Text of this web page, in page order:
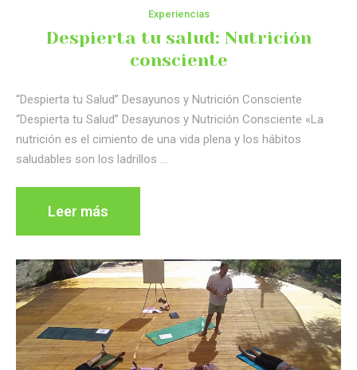
Experiencias
Despierta tu salud: Nutrición
consciente
“Despierta tu Salud” Desayunos y Nutrición Consciente
“Despierta tu Salud” Desayunos y Nutrición Consciente «La
nutrición es el cimiento de una vida plena y los hábitos
saludables son los ladrillos …
Leer más